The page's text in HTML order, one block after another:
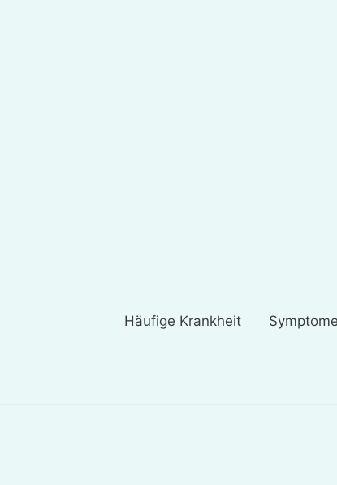
Häufige Krankheit Symptome